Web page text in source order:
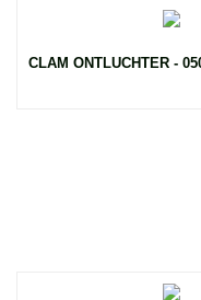
CLAM ONTLUCHTER -